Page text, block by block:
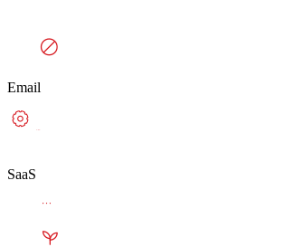
Email
SaaS